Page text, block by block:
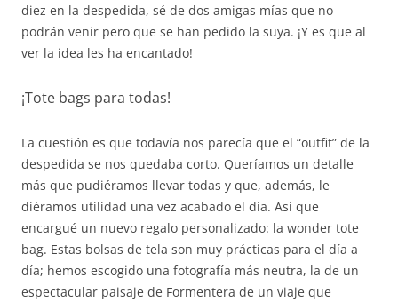
diez en la despedida, sé de dos amigas mías que no
podrán venir pero que se han pedido la suya. ¡Y es que al
ver la idea les ha encantado!
¡Tote bags para todas!
La cuestión es que todavía nos parecía que el “outfit” de la
despedida se nos quedaba corto. Queríamos un detalle
más que pudiéramos llevar todas y que, además, le
diéramos utilidad una vez acabado el día. Así que
encargué un nuevo regalo personalizado: la wonder tote
bag. Estas bolsas de tela son muy prácticas para el día a
día; hemos escogido una fotografía más neutra, la de un
espectacular paisaje de Formentera de un viaje que